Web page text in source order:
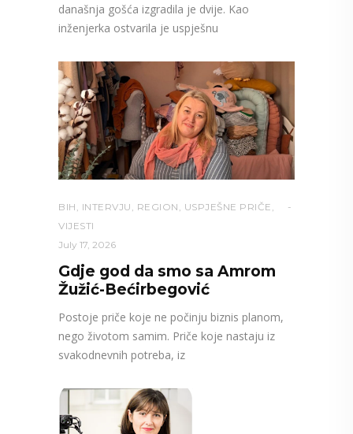
današnja gošća izgradila je dvije. Kao
inženjerka ostvarila je uspješnu
BIH INTERVJU REGION USPJEŠNE PRIČE
VIJESTI
July 17, 2026
Gdje god da smo sa Amrom
Žužić-Bećirbegović
Postoje priče koje ne počinju biznis planom,
nego životom samim. Priče koje nastaju iz
svakodnevnih potreba, iz